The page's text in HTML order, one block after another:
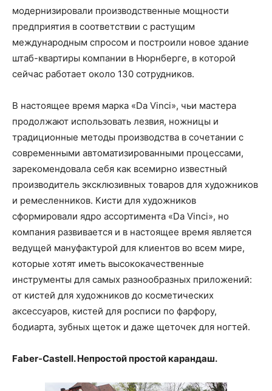
модернизировали производственные мощности
предприятия в соответствии с растущим
международным спросом и построили новое здание
штаб-квартиры компании в Нюрнберге, в которой
сейчас работает около 130 сотрудников.
В настоящее время марка «Da Vinci», чьи мастера
продолжают использовать лезвия, ножницы и
традиционные методы производства в сочетании с
современными автоматизированными процессами,
зарекомендовала себя как всемирно известный
производитель эксклюзивных товаров для художников
и ремесленников. Кисти для художников
сформировали ядро ассортимента «Da Vinci», но
компания развивается и в настоящее время является
ведущей мануфактурой для клиентов во всем мире,
которые хотят иметь высококачественные
инструменты для самых разнообразных приложений:
от кистей для художников до косметических
аксессуаров, кистей для росписи по фарфору,
бодиарта, зубных щеток и даже щеточек для ногтей.
Faber-Castell. Непростой простой карандаш.